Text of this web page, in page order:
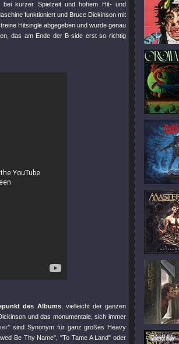
kurzer Spielzeit und hohem Hit- und
funktioniert und Bruce Dickinson mit
Hitsingle abgegeben und wurde genau
das am Ende der B-side erst so richtig
des Albums, vielleicht der ganzen
und das monumentale, sich immer
sind Synonym für ganz großes Heavy
Be Thy Name" ,"To Tame A Land" oder